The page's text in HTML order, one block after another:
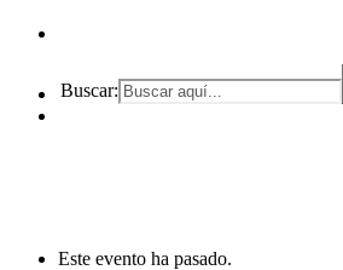
Buscar:
Este evento ha pasado.